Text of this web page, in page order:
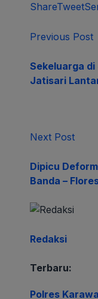
ShareTweet
Previous Post
Sekeluarga di
Jatisari
Next Post
Dipicu
Banda –
Redaksi
Terbaru:
Polres